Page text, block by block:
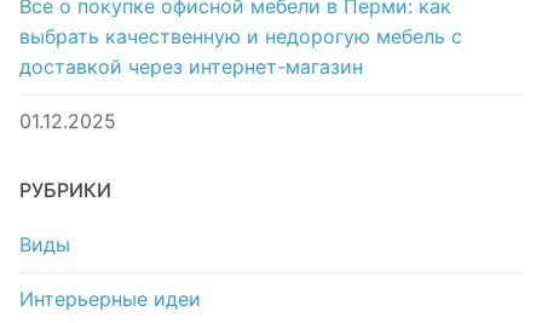
Все о покупке офисной мебели в Перми: как
выбрать качественную и недорогую мебель с
доставкой через интернет-магазин
01.12.2025
РУБРИКИ
Виды
Интерьерные идеи